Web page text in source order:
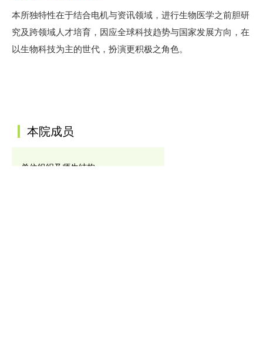
本所独特性在于结合电机与资讯领域，进行生物医学之前胆研
究及跨领域人才培育，因应全球科技趋势与国家发展方向，在
以生物科技为主的世代，扮演更积极之角色。
本院成员
单位组织及师生结构